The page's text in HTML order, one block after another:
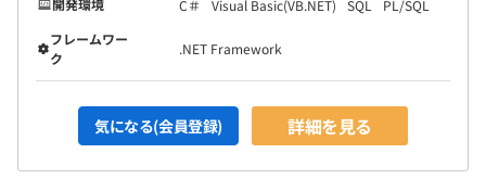
C＃ Visual Basic(VB.NET) SQL
PL/SQL
フレームワー
ク
.NET Framework
気になる(会員登録) 詳細を見る